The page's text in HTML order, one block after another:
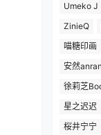
Umeko J
ZinieQ
喵糖印画
安然anran
徐莉芝
星之迟迟
桜井宁宁